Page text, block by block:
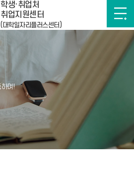
학생·취업처
취업지원센터
(대학일자리플러스센터)